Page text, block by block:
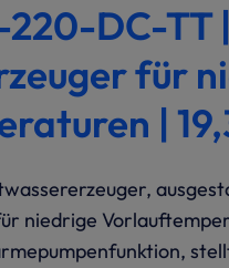
220-DC-TT |
für
|
niedrige